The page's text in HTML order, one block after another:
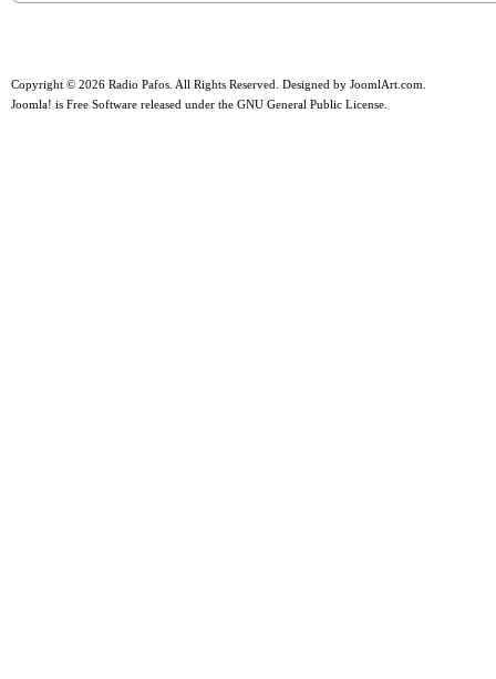
Copyright © 2026 Radio Pafos. All Rights Reserved. Designed by JoomlArt.com
Joomla! is Free Software released under the GNU General Public License.